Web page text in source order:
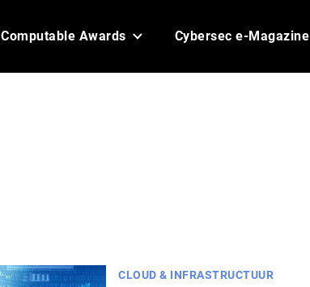
Computable Awards Cybersec e-Magazine
CLOUD & INFRASTRUCTUUR